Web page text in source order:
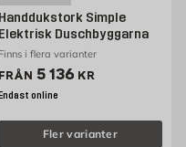
Handdukstork Simple
Elektrisk Duschbyggarna
Finns i flera varianter
FRÅN Pris 5136 kr
5 136 KR
Endast online
Fler varianter